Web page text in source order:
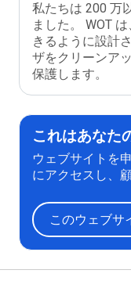
私たちは 200 万
ました。 WOT
きるように設計
ザをクリーンア
保護します。
これはあなた
ウェブサイトを
にアクセスし、
このウェブサ